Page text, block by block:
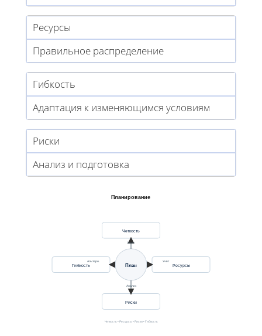
Ресурсы
Правильное распределение
Гибкость
Адаптация к изменяющимся условиям
Риски
Анализ и подготовка
Планирование
План
Четкость
Ресурсы
Риски
Гибкость
Цели
Учёт
Анализ
Альтерн.
Четкость • Ресурсы • Риски • Гибкость